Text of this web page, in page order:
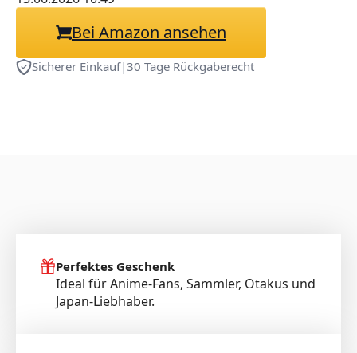
Bei Amazon ansehen
Sicherer Einkauf|30 Tage Rückgaberecht
Perfektes Geschenk
Ideal für Anime-Fans, Sammler, Otakus und
Japan-Liebhaber.